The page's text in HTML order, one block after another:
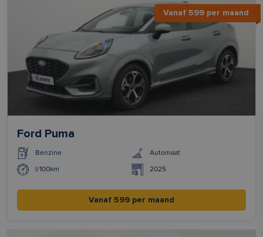
Vanaf 599 per maand
Ford Puma
Benzine Automaat
l/100km 2025
Vanaf 599 per maand